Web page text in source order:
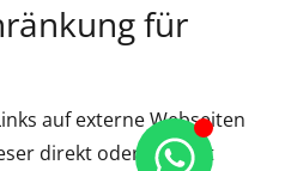
für
auf externe Webseiten
direkt oder indirekt